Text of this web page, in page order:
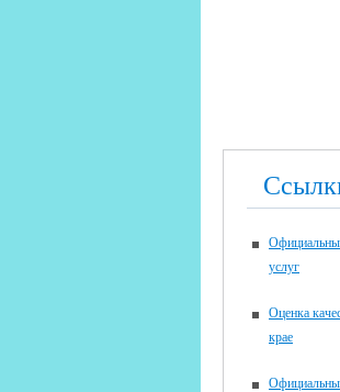
услуг
Оценка
крае